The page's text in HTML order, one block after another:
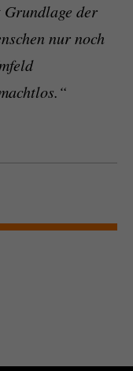
der
nur noch